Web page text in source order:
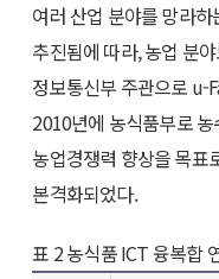
여러 산업 분야를 망라
추진됨에 따라, 농업 분
정보통신부 주관으로 u-
2010년에 농식품부로
농업경쟁력 향상을 목표
본격화되었다.
표 2 농식품 ICT 융복합